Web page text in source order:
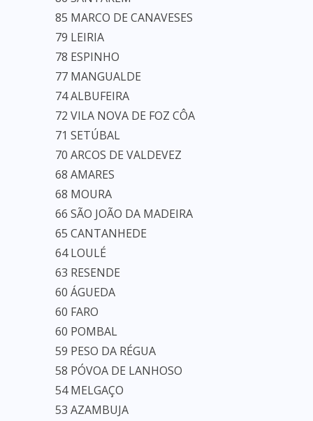
85 MARCO DE CANAVESES
79 LEIRIA
78 ESPINHO
77 MANGUALDE
74 ALBUFEIRA
72 VILA NOVA DE FOZ CÔA
71 SETÚBAL
70 ARCOS DE VALDEVEZ
68 AMARES
68 MOURA
66 SÃO JOÃO DA MADEIRA
65 CANTANHEDE
64 LOULÉ
63 RESENDE
60 ÁGUEDA
60 FARO
60 POMBAL
59 PESO DA RÉGUA
58 PÓVOA DE LANHOSO
54 MELGAÇO
53 AZAMBUJA